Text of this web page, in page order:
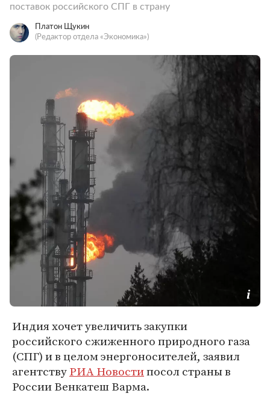
поставок российского СПГ в страну
Платон Щукин
(Редактор отдела «Экономика»)
Индия хочет увеличить закупки
российского сжиженного природного газа
(СПГ) и в целом энергоносителей, заявил
агентствуРИА Новостипосол страны в
России Венкатеш Варма.